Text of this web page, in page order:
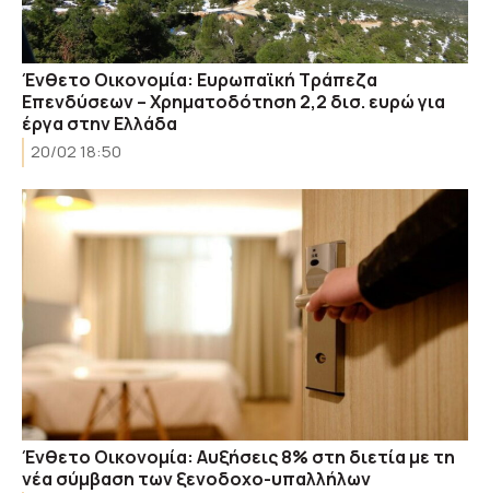
Ένθετο Οικονομία: Ευρωπαϊκή Τράπεζα
Επενδύσεων – Χρηματοδότηση 2,2 δισ. ευρώ για
έργα στην Ελλάδα
20/02 18:50
Ένθετο Οικονομία: Αυξήσεις 8% στη διετία με τη
νέα σύμβαση των ξενοδοχο-υπαλλήλων